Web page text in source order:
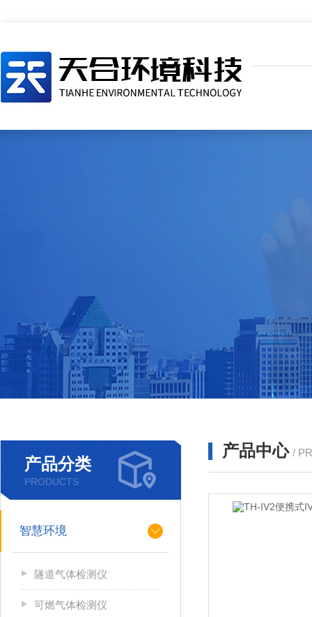
产品分类
PRODUCTS
智慧环境
隧道气体检测仪
可燃气体检测仪
产品中心 /